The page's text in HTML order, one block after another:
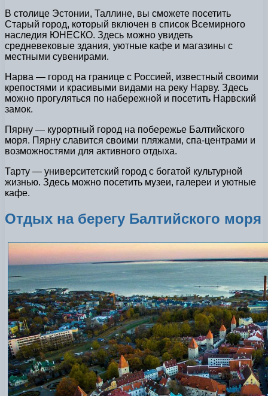
В столице Эстонии, Таллине, вы сможете посетить
Старый город, который включен в список Всемирного
наследия ЮНЕСКО. Здесь можно увидеть
средневековые здания, уютные кафе и магазины с
местными сувенирами.
Нарва — город на границе с Россией, известный своими
крепостями и красивыми видами на реку Нарву. Здесь
можно прогуляться по набережной и посетить Нарвский
замок.
Пярну — курортный город на побережье Балтийского
моря. Пярну славится своими пляжами, спа-центрами и
возможностями для активного отдыха.
Тарту — университетский город с богатой культурной
жизнью. Здесь можно посетить музеи, галереи и уютные
кафе.
Отдых на берегу Балтийского моря